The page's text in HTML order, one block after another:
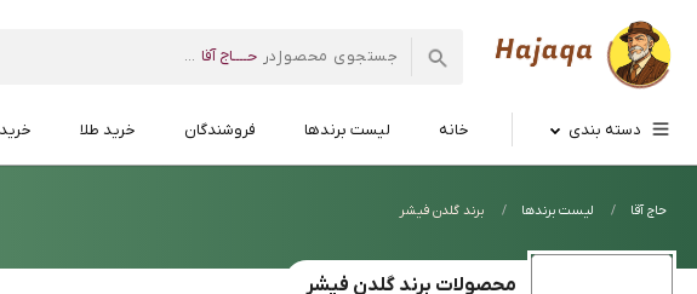
حاج آقا
در حــــاج آقا ...
دسته بندی خانه لیست برندها فروشندگان خرید طلا
حاج آقا لیست برندها برند گلدن فیشر
محصولات برند گلدن فیشر